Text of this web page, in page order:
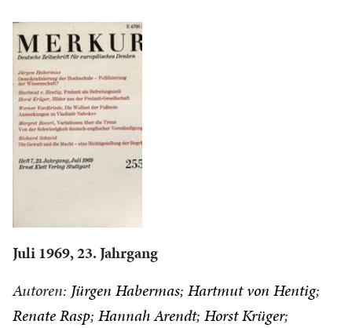
Juli 1969, 23. Jahrgang
Autoren: Jürgen Habermas Hartmut von Hentig
Renate Rasp Hannah Arendt Horst Krüger